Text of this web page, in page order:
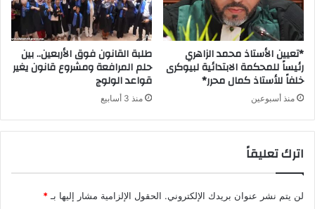
*تعيين الأستاذ محمد الزاهري
رئيساً للمحكمة الابتدائية لبيوكرى
خلفاً للأستاذ كمال محرر*
منذ أسبوعين
طلبة القانون فوق الأربعين.. بين
حلم المرافعة ومشروع قانون يغير
قواعد الولوج
منذ 3 أسابيع
اترك تعليقاً
لن يتم نشر عنوان بريدك الإلكتروني. الحقول الإلزامية مشار إليها بـ *